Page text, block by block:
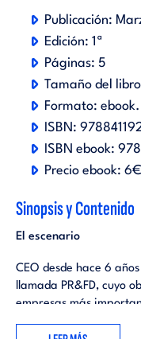
Publicación:
Edición: 1ª
Páginas: 5
Tamaño del
Formato: ebook.
ISBN:
ISBN ebook:
Precio ebook: 6€
Sinopsis y Contenido
El escenario
CEO desde hace 6
llamada PR&FD, cuyo
empresas más
paso de las principales